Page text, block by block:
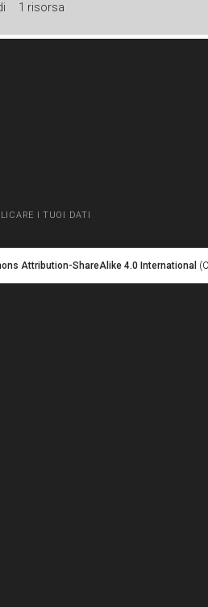
1 risorsa
I TUOI DATI
Attribution-ShareAlike 4.0 International